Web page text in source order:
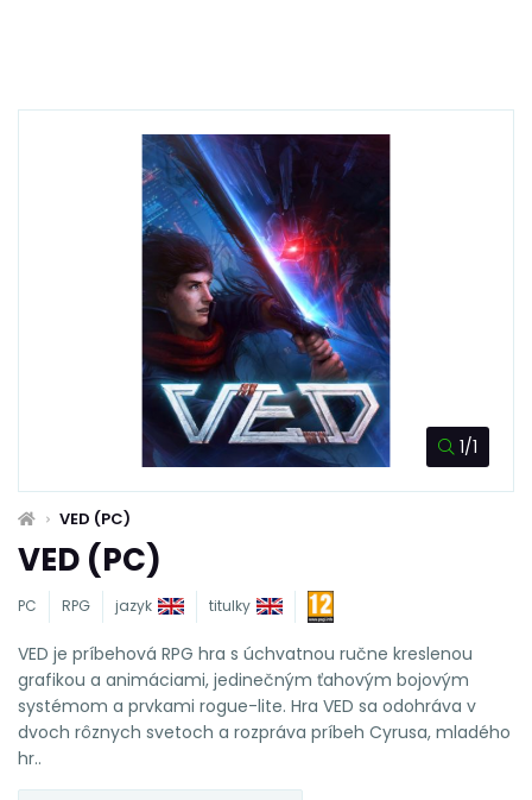
1/1
VED (PC)
VED (PC)
PC RPG jazyk titulky
VED je príbehová RPG hra s úchvatnou ručne kreslenou
grafikou a animáciami, jedinečným ťahovým bojovým
systémom a prvkami rogue-lite. Hra VED sa odohráva v
dvoch rôznych svetoch a rozpráva príbeh Cyrusa, mladého
hr..